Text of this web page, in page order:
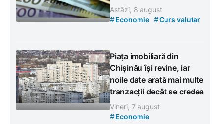
Astăzi, 8 august
#Economie #Curs valutar
Piața imobiliară din
Chișinău își revine, iar
noile date arată mai multe
tranzacții decât se credea
Vineri, 7 august
#Economie